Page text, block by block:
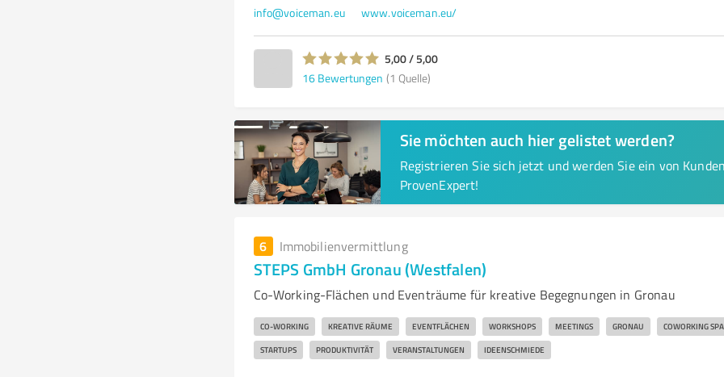
info@voiceman.eu www.voiceman.eu/
5,00 / 5,00
16 Bewertungen (1 Quelle)
Sie möchten auch hier gelistet werden?
Registrieren Sie sich jetzt und werden Sie ein von
ProvenExpert!
6 Immobilienvermittlung
STEPS GmbH Gronau (Westfalen)
Co-Working-Flächen und Eventräume für kreative Begegnungen in Gronau
CO-WORKING KREATIVE RÄUME EVENTFLÄCHEN WORKSHOPS MEETINGS GRONAU COWORKING
STARTUPS PRODUKTIVITÄT VERANSTALTUNGEN IDEENSCHMIEDE